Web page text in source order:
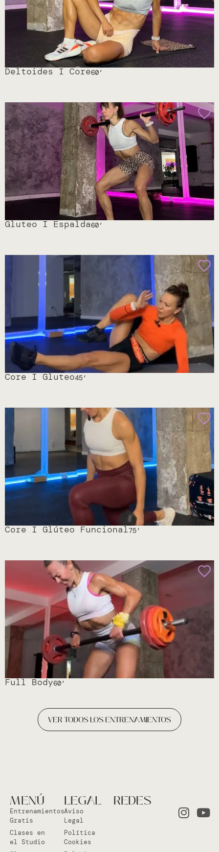
Deltoides I Core60‘
Gluteo I Espalda60‘
Core I Gluteo45‘
Core I Glúteo Funcional75‘
Full Body60‘
VER TODOS LOS ENTRENAMIENTOS
MENÚ
Entrenamientos
Gratis
Clases en
el Studio
LEGAL
Aviso
Legal
Política
Cookies
REDES